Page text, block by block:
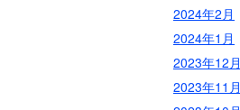
2024年2月
2024年1月
2023年12月
2023年11月